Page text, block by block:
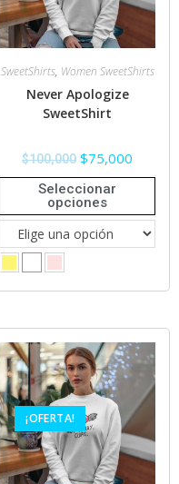
SweetShirts, Women SweetShirts
Never Apologize
SweetShirt
$100,000 $75,000
Seleccionar
opciones
¡OFERTA!